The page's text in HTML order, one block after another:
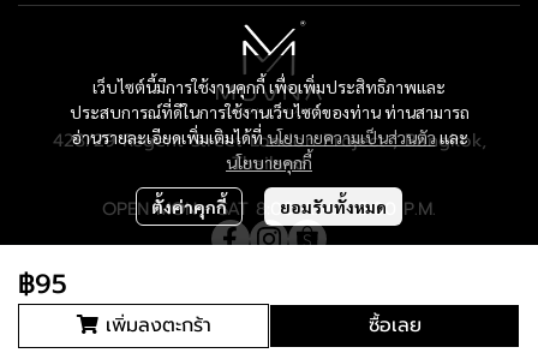
฿95
เพิ่มลงตะกร้า ซื้อเลย
เว็บไซต์นี้มีการใช้งานคุกกี้ เพื่อเพิ่มประสิทธิภาพและ
ประสบการณ์ที่ดีในการใช้งานเว็บไซต์ของท่าน ท่านสามารถ
อ่านรายละเอียดเพิ่มเติมได้ที่นโยบายความเป็นส่วนตัวและ
นโยบายคุกกี้
ตั้งค่าคุกกี้ ยอมรับทั้งหมด
428/29 Regent Street London Project , Bangkok,
Thailand
OPEN MON - SAT 8:00 A.M. - 5:00 P.M.
Copyright 2024 | All Rights Reserved
Powered By MakeWebEasy